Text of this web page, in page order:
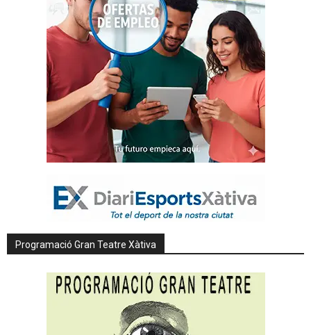
Programació Gran Teatre Xàtiva